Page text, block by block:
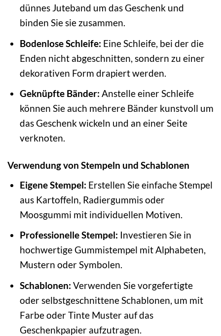
dünnes Juteband um das Geschenk und
binden Sie sie zusammen.
Bodenlose Schleife: Eine Schleife, bei der die
Enden nicht abgeschnitten, sondern zu einer
dekorativen Form drapiert werden.
Geknüpfte Bänder: Anstelle einer Schleife
können Sie auch mehrere Bänder kunstvoll um
das Geschenk wickeln und an einer Seite
verknoten.
Verwendung von Stempeln und Schablonen
Eigene Stempel: Erstellen Sie einfache Stempel
aus Kartoffeln, Radiergummis oder
Moosgummi mit individuellen Motiven.
Professionelle Stempel: Investieren Sie in
hochwertige Gummistempel mit Alphabeten,
Mustern oder Symbolen.
Schablonen: Verwenden Sie vorgefertigte
oder selbstgeschnittene Schablonen, um mit
Farbe oder Tinte Muster auf das
Geschenkpapier aufzutragen.